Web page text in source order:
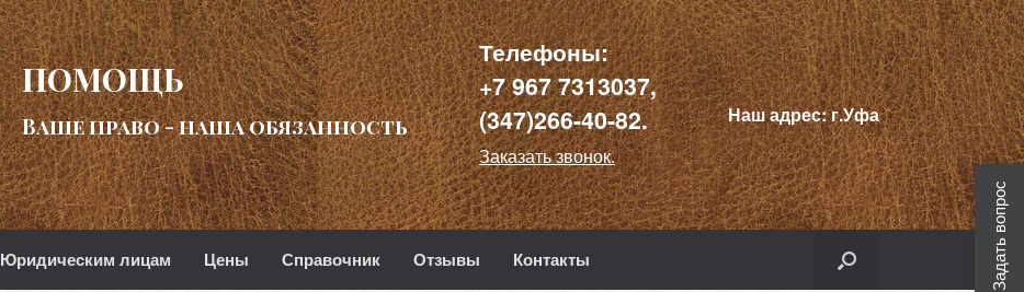
ПОМОЩЬ
Ваше право - наша обязанность
Телефоны:
+7 967 7313037,
(347)266-40-82.
Заказать звонок.
Наш адрес:г.Уфа
Юридическим лицам Цены Справочник Отзывы Контакты Задать вопрос